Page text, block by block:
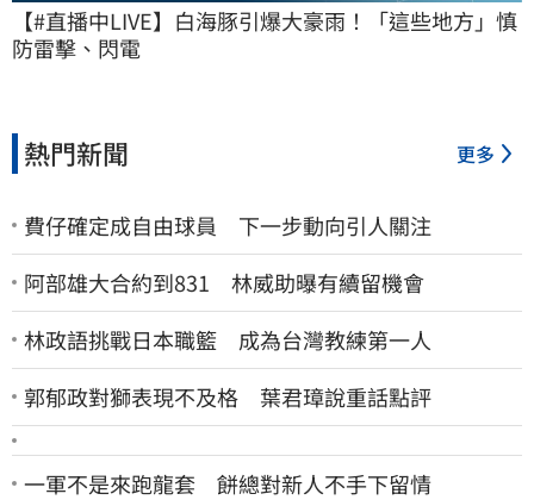
【#直播中LIVE】白海豚引爆大豪雨！「這些地方」慎
防雷擊、閃電
熱門新聞 更多
費仔確定成自由球員 下一步動向引人關注
阿部雄大合約到831 林威助曝有續留機會
林政語挑戰日本職籃 成為台灣教練第一人
郭郁政對獅表現不及格 葉君璋說重話點評
一軍不是來跑龍套 餅總對新人不手下留情